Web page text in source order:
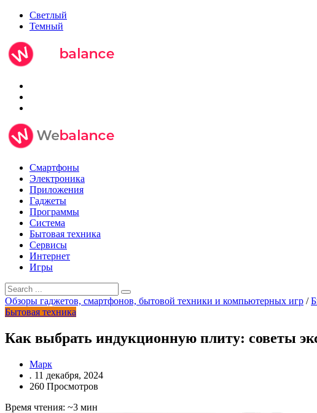
Светлый
Темный
Смартфоны
Электроника
Приложения
Гаджеты
Программы
Система
Бытовая техника
Сервисы
Интернет
Игры
Обзоры гаджетов, смартфонов, бытовой техники и компьютерных игр /
Бытовая техника
Как выбрать индукционную плиту: советы
Марк
. 11 декабря, 2024
260 Просмотров
Время чтения: ~3 мин